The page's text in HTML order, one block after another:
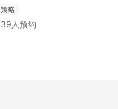
策略
人预约